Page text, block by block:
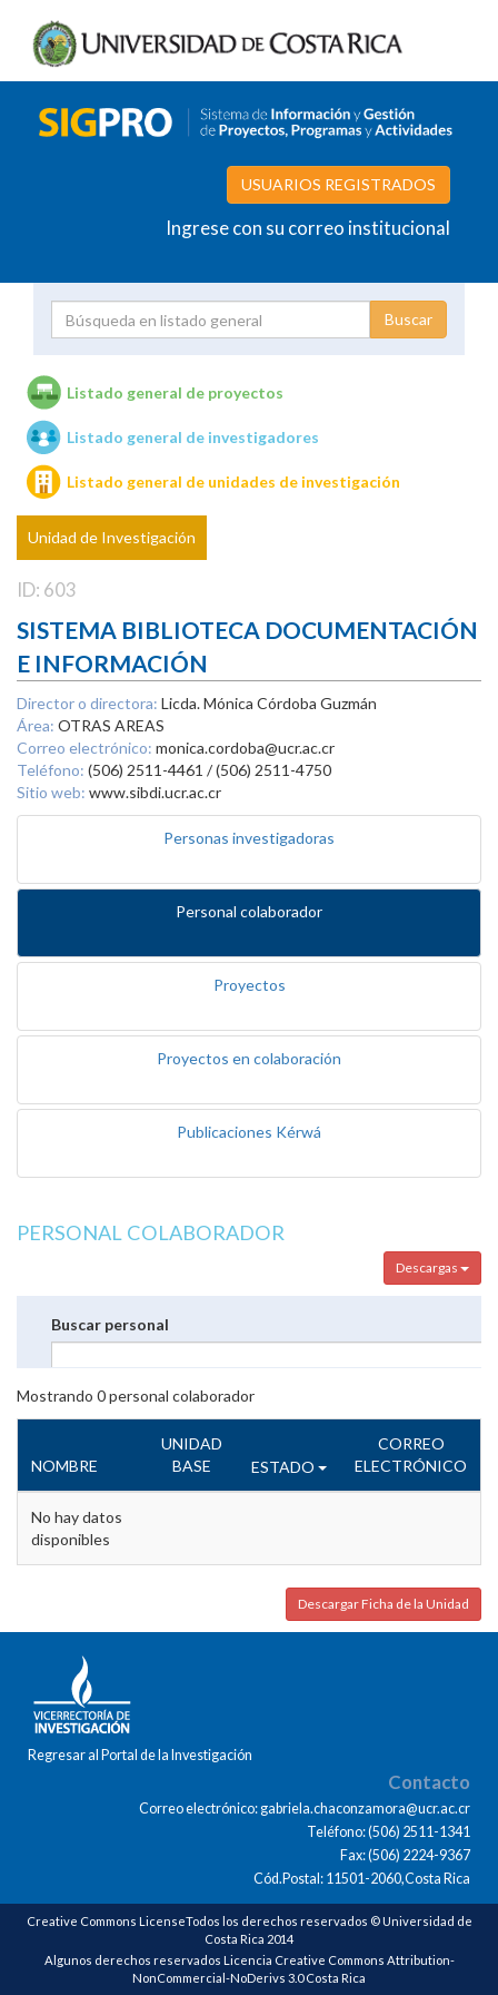
USUARIOS REGISTRADOS
Ingrese con su correo institucional
Unidades de investigación
Listado general de proyectos
Listado general de investigadores
Listado general de unidades de investigación
Unidad de Investigación
ID: 603
SISTEMA BIBLIOTECA DOCUMENTACIÓN
E INFORMACIÓN
Director o directora: Licda. Mónica Córdoba Guzmán
Área: OTRAS AREAS
Correo electrónico: monica.cordoba@ucr.ac.cr
Teléfono: (506) 2511-4461 / (506) 2511-4750
Sitio web: www.sibdi.ucr.ac.cr
Personas investigadoras
Personal colaborador
Proyectos
Proyectos en colaboración
Publicaciones Kérwá
PERSONAL COLABORADOR
Descargas
Buscar personal
Mostrando 0personal colaborador
NOMBRE
UNIDAD
BASE
ESTADO
CORREO
ELECTRÓNICO
No hay datos
disponibles
Descargar Ficha de la Unidad
Regresar al Portal de la Investigación
Contacto
Correo electrónico: gabriela.chaconzamora@ucr.ac.cr
Teléfono: (506) 2511-1341
Fax: (506) 2224-9367
Cód.Postal: 11501-2060,Costa Rica
Creative Commons LicenseTodos los derechos reservados © Universidad de
Costa Rica 2014
Algunos derechos reservados Licencia Creative Commons Attribution-
NonCommercial-NoDerivs 3.0 Costa Rica